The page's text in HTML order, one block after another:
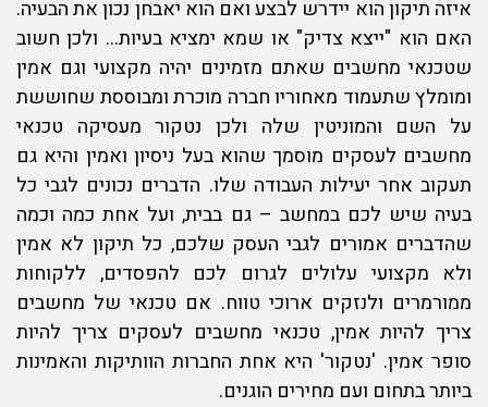
איזה תיקון הוא יידרש לבצע ואם הוא יאבחן נכון את הבעיה.
האם הוא "ייצא צדיק" או שמא ימציא בעיות… ולכן חשוב
שטכנאי מחשבים שאתם מזמינים יהיה מקצועי וגם אמין
ומומלץ שתעמוד מאחוריו חברה מוכרת ומבוססת שחוששת
על השם והמוניטין שלה ולכן נטקור מעסיקה טכנאי
מחשבים לעסקים מוסמך שהוא בעל ניסיון ואמין והיא גם
תעקוב אחר יעילות העבודה שלו. הדברים נכונים לגבי כל
בעיה שיש לכם במחשב – גם בבית, ועל אחת כמה וכמה
שהדברים אמורים לגבי העסק שלכם, כל תיקון לא אמין
ולא מקצועי עלולים לגרום לכם להפסדים, ללקוחות
ממורמרים ולנזקים ארוכי טווח. אם טכנאי של מחשבים
צריך להיות אמין, טכנאי מחשבים לעסקים צריך להיות
סופר אמין. 'נטקור' היא אחת החברות הוותיקות והאמינות
ביותר בתחום ועם מחירים הוגנים.